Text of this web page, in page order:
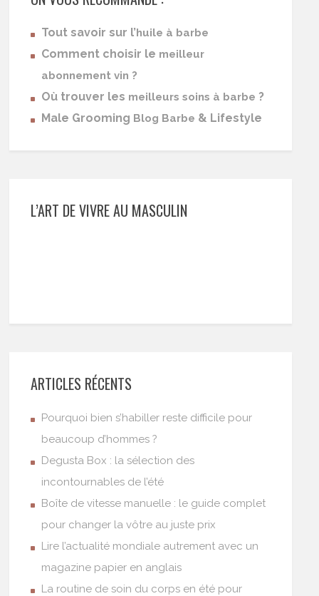
Tout savoir sur l’huile à barbe
Comment choisir le meilleur
abonnement vin ?
Où trouver les meilleurs soins à barbe ?
Male Grooming Blog Barbe & Lifestyle
L’ART DE VIVRE AU MASCULIN
ARTICLES RÉCENTS
Pourquoi bien s’habiller reste difficile pour
beaucoup d’hommes ?
Degusta Box : la sélection des
incontournables de l’été
Boîte de vitesse manuelle : le guide complet
pour changer la vôtre au juste prix
Lire l’actualité mondiale autrement avec un
magazine papier en anglais
La routine de soin du corps en été pour